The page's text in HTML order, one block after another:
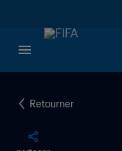
Retourner